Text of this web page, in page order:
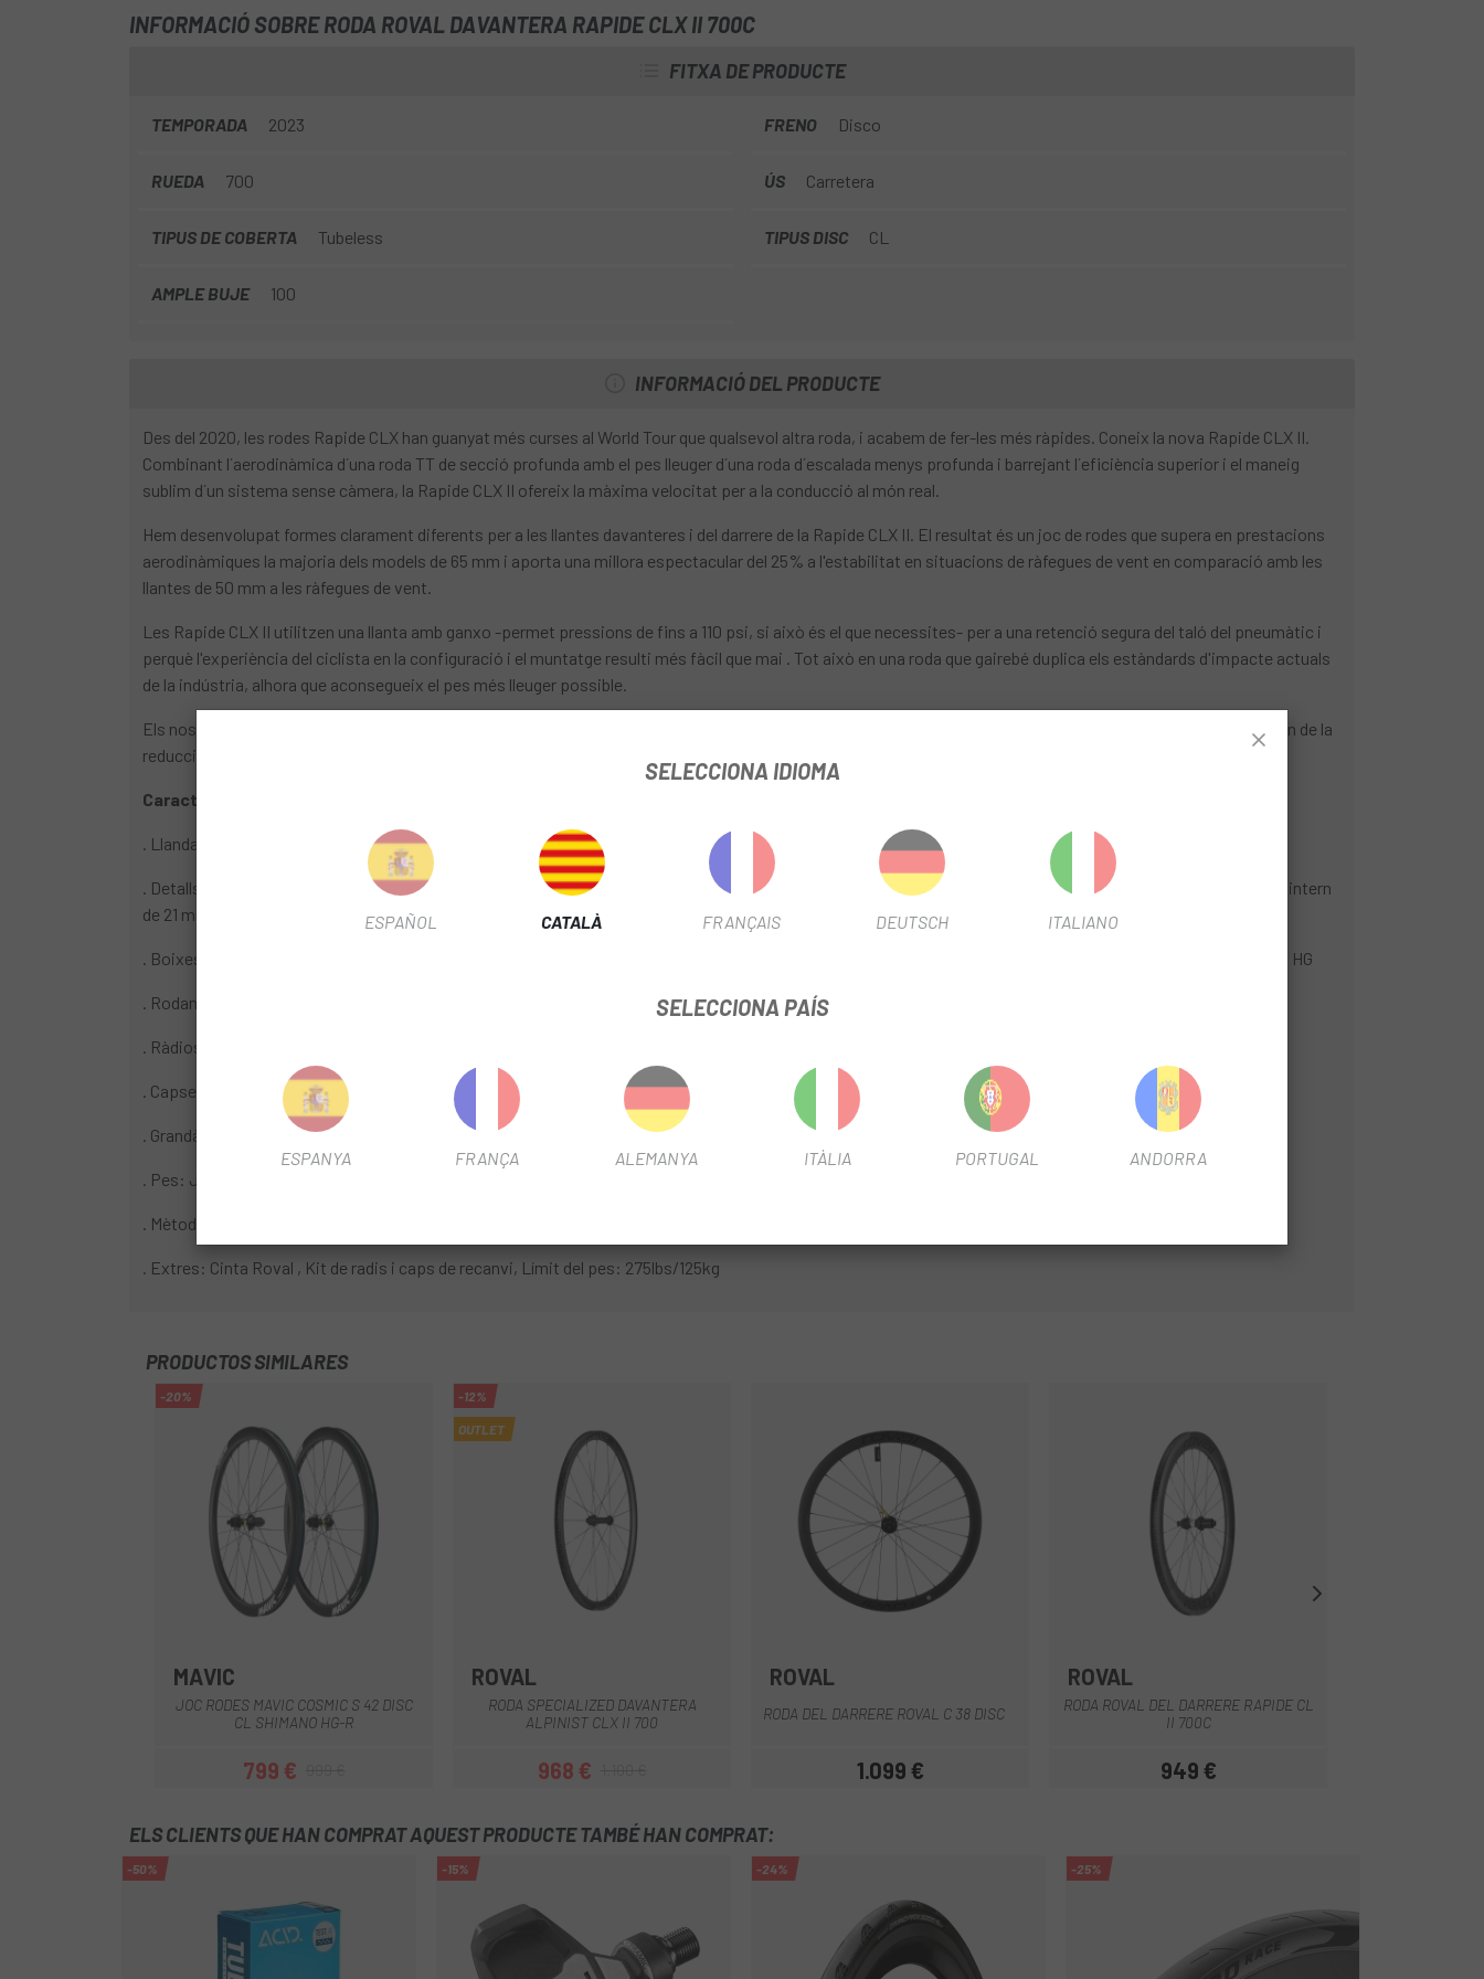
INFORMACIÓ SOBRE RODA ROVAL DAVANTERA RAPIDE CLX II 700C
FITXA DE PRODUCTE
TEMPORADA 2023 FRENO Disco
RUEDA 700 ÚS Carretera
TIPUS DE COBERTA Tubeless TIPUS DISC CL
AMPLE BUJE 100
INFORMACIÓ DEL PRODUCTE
Des del 2020, les rodes Rapide CLX han guanyat més curses al World Tour que qualsevol altra roda, i acabem de fer-les més ràpides. Coneix la nova Rapide CLX II.
Combinant l´aerodinàmica d´una roda TT de secció profunda amb el pes lleuger d´una roda d´escalada menys profunda i barrejant l´eficiència superior i el maneig
sublim d´un sistema sense càmera, la Rapide CLX II ofereix la màxima velocitat per a la conducció al món real.
Hem desenvolupat formes clarament diferents per a les llantes davanteres i del darrere de la Rapide CLX II. El resultat és un joc de rodes que supera en prestacions
aerodinàmiques la majoria dels models de 65 mm i aporta una millora espectacular del 25% a l'estabilitat en situacions de ràfegues de vent en comparació amb les
llantes de 50 mm a les ràfegues de vent.
Les Rapide CLX II utilitzen una llanta amb ganxo -permet pressions de fins a 110 psi, si això és el que necessites- per a una retenció segura del taló del pneumàtic i
perquè l'experiència del ciclista en la configuració i el muntatge resulti més fàcil que mai . Tot això en una roda que gairebé duplica els estàndards d'impacte actuals
de la indústria, alhora que aconsegueix el pes més lleuger possible.
Els nostres rodets AeroFlange estan optimitzats aerodinàmicament, amb reforços per augmentar la resistència i reduir el pes dels radis. També es beneficien de la
reducció de pes i l'augment de la resistència dels rodaments ceràmics SINC i de la llegendària durabilitat dels components interns EXP de DT Swiss.
Característiques:
. Llanda: Rapide CLX Cabon Clincher, 700c, Frens de Disc, Tubeless
. Detalls de les llantes: Davantera, Perfil de 51 mm, ample extern de 35 mm, ample intern de 21 mm Del darrere, Perfil de 60 mm, ample extern de 35 mm, ample intern
de 21 mm
. Boixes: Roval Aero Hub (AFD01/AFD02R) Center Lock, components interns DT Swiss 180 Ratchet EXP 36t (10 degs), 100x12mm & 142x12mm, Shim. RD. 11SP HG
. Rodaments: DT Swiss SINC amb Rodaments Ceràmics
. Ràdios: DT Swiss Aerolite T-head. Davantera: 18 radis Radial/Un encreuament (2:1), DS: 257mm, NDS: 252mm
. Capsetes: DT Swiss Hex Prolock Al 2.0x14mm
. Grandària de pneumàtics: 24mm - 38mm
. Pes: Joc complet 1,520g, Davantera 710g, Del darrere 810g (incloent cinta i vàlvules tubels 15g)
. Mètode d'acoblament: Fetes a mà en tots els processos, des del laminat del carboni fins a l'estrenyiment de l'última capitost
. Extres: Cinta Roval , Kit de radis i caps de recanvi, Límit del pes: 275lbs/125kg
PRODUCTOS SIMILARES
-20%
MAVIC
JOC RODES MAVIC COSMIC S 42 DISC
CL SHIMANO HG-R
Preu
799 €Preu regular
-12%
OUTLET
ROVAL
RODA SPECIALIZED DAVANTERA
ALPINIST CLX II 700
Preu
968 €Preu regular
ROVAL
RODA DEL DARRERE ROVAL C 38 DISC
Preu
1.099 €
ROVAL
RODA ROVAL DEL DARRERE RAPIDE CL
II 700C
Preu
949 €
ELS CLIENTS QUE HAN COMPRAT AQUEST PRODUCTE TAMBÉ HAN COMPRAT:
-50% -15% -24% -25%
SELECCIONA IDIOMA
ESPAÑOL CATALÀ FRANÇAIS DEUTSCH ITALIANO
SELECCIONA PAÍS
ESPANYA FRANÇA ALEMANYA ITÀLIA PORTUGAL ANDORRA